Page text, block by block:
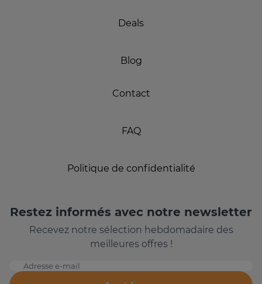
Deals
Blog
Contact
FAQ
Politique de confidentialité
Restez informés avec notre newsletter
Recevez notre sélection hebdomadaire des
meilleures offres !
Adresse e-mail